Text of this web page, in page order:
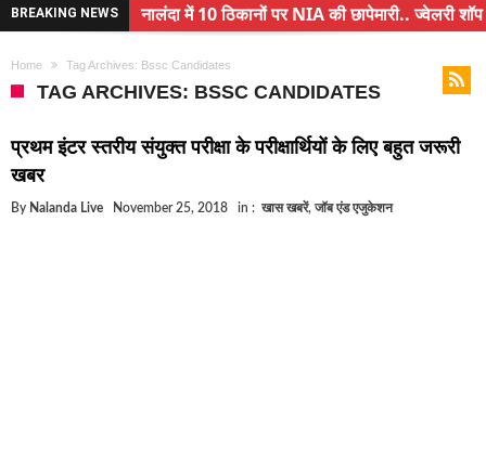
BREAKING NEWS
नालंदा में 10 ठिकानों पर NIA की छापेमारी.. ज्वेलरी शॉप
अंचल पदाधिकारी (CO) बर्खास्त.. फर्जीवाड़ा कर पाई थी
बिहार में एक और सिक्स लेन की मंजूरी.. जानिए किन-किन
क्रिकेटर ईशान किशन की शादी फिक्स, गर्लफ्रेंड से होगी
Home Tag Archives: Bssc Candidates
TAG ARCHIVES: BSSC CANDIDATES
प्रथम इंटर स्तरीय संयुक्त परीक्षा के परीक्षार्थियों के लिए बहुत जरूरी
खबर
By Nalanda Live November 25, 2018 in : खास खबरें, जॉब एंड एजुकेशन